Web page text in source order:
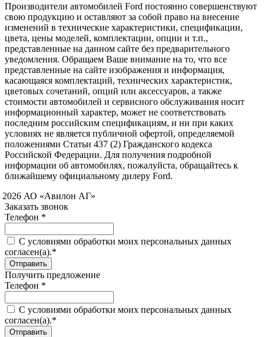
Производители автомобилей Ford постоянно совершенствуют
свою продукцию и оставляют за собой право на внесение
изменений в технические характеристики, спецификации,
цвета, цены моделей, комплектации, опции и т.п.,
представленные на данном сайте без предварительного
уведомления. Обращаем Ваше внимание на то, что все
представленные на сайте изображения и информация,
касающаяся комплектаций, технических характеристик,
цветовых сочетаний, опций или аксессуаров, а также
стоимости автомобилей и сервисного обслуживания носит
информационный характер, может не соответствовать
последним российским спецификациям, и ни при каких
условиях не является публичной офертой, определяемой
положениями Статьи 437 (2) Гражданского кодекса
Российской Федерации. Для получения подробной
информации об автомобилях, пожалуйста, обращайтесь к
ближайшему официальному дилеру Ford.
АО «Авилон АГ»
Заказать звонок
Телефон *
C условиями обработки моих персональных данных
согласен(а).*
Получить предложение
Телефон *
C условиями обработки моих персональных данных
согласен(а).*